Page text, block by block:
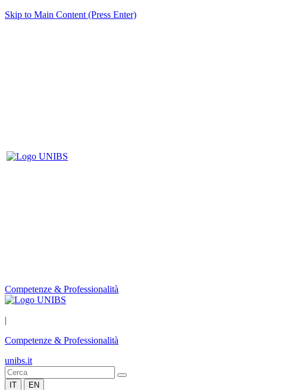
Skip to Main Content (Press Enter)
Competenze & Professionalità
|
Competenze & Professionalità
unibs.it
IT EN